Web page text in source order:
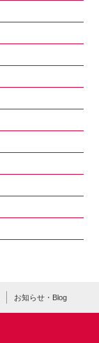
お知らせ・Blog